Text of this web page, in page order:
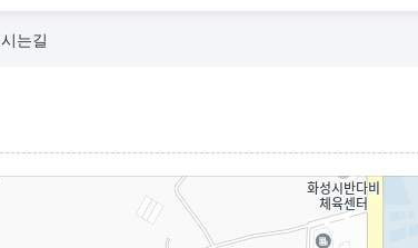
는길